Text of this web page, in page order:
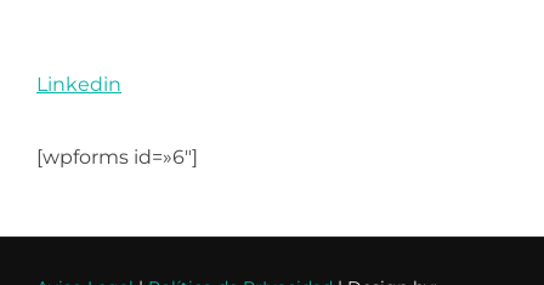
Linkedin
[wpforms id=»6″]